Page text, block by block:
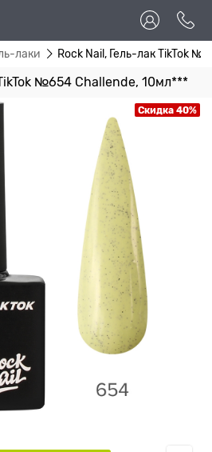
лаки Rock Nail, Гель-лак TikTok
№654 Challende, 10мл***
Скидка 40%